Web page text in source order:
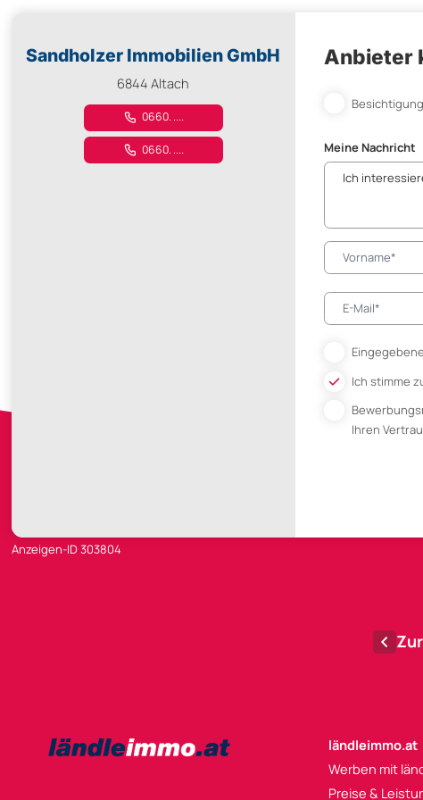
Sandholzer Immobilien GmbH
6844 Altach
0660. ....
0660. ....
Anbieter
Meine Nachricht
Ich stimme
Ihren
Anzeigen-ID 303804
ländleimmo.at
Werben mit
Preise &